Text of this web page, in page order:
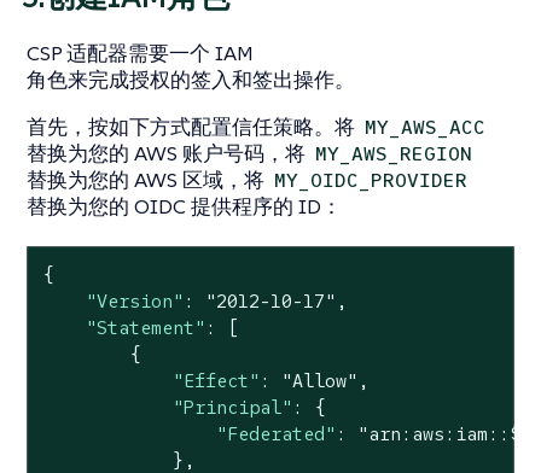
CSP 适配器需要一个 IAM
角色来完成授权的签入和签出操作。
首先，按如下方式配置信任策略。将 MY_AWS_ACC
替换为您的 AWS 账户号码，将 MY_AWS_REGION
替换为您的 AWS 区域，将 MY_OIDC_PROVIDER
替换为您的 OIDC 提供程序的 ID：
{
"Version" : "2012-10-17" ,
"Statement" : [
        {
"Effect" : "Allow" ,
"Principal" : {
"Federated" :
            },